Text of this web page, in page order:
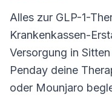
Alles zur GLP-1-
Krankenkassen-
Versorgung in
Penday deine
oder Mounjaro